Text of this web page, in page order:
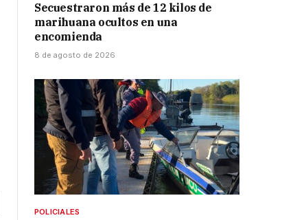
Secuestraron más de 12 kilos de
marihuana ocultos en una
encomienda
8 de agosto de 2026
POLICIALES